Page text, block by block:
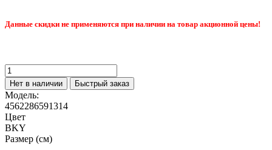
Данные скидки не применяются при наличии на товар акционной цены!
Нет в наличии Быстрый заказ
Модель:
4562286591314
Цвет
BKY
Размер (см)